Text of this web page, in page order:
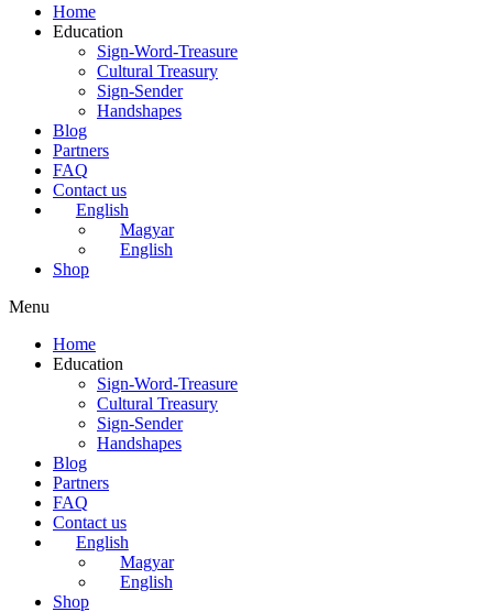
Home
Education
Sign-Word-Treasure
Cultural Treasury
Sign-Sender
Handshapes
Blog
Partners
FAQ
Contact us
English
Magyar
English
Shop
Menu
Home
Education
Sign-Word-Treasure
Cultural Treasury
Sign-Sender
Handshapes
Blog
Partners
FAQ
Contact us
English
Magyar
English
Shop